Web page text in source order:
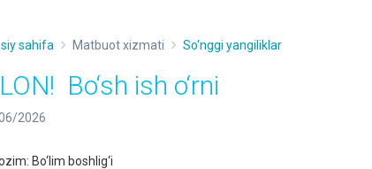
sahifa Matbuot xizmati So'nggi yangiliklar
Bo‘sh ish o‘rni
2026
Bo‘lim boshlig‘i